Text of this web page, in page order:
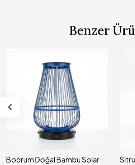
Benzer
Bodrum Doğal Bambu Solar